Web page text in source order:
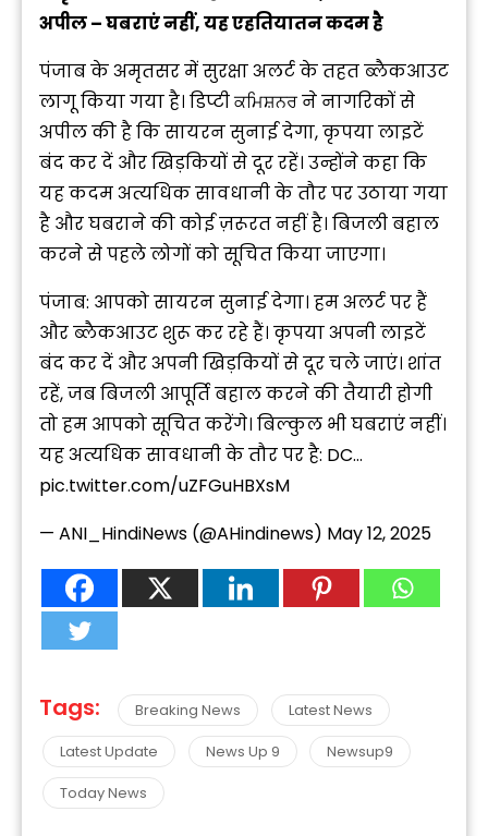
अपील – घबराएं नहीं, यह एहतियातन कदम है
पंजाब के अमृतसर में सुरक्षा अलर्ट के तहत ब्लैकआउट
लागू किया गया है। डिप्टी ਕਮਿਸ਼ਨਰ ने नागरिकों से
अपील की है कि सायरन सुनाई देगा, कृपया लाइटें
बंद कर दें और खिड़कियों से दूर रहें। उन्होंने कहा कि
यह कदम अत्यधिक सावधानी के तौर पर उठाया गया
है और घबराने की कोई ज़रूरत नहीं है। बिजली बहाल
करने से पहले लोगों को सूचित किया जाएगा।
पंजाब: आपको सायरन सुनाई देगा। हम अलर्ट पर हैं
और ब्लैकआउट शुरू कर रहे हैं। कृपया अपनी लाइटें
बंद कर दें और अपनी खिड़कियों से दूर चले जाएं। शांत
रहें, जब बिजली आपूर्ति बहाल करने की तैयारी होगी
तो हम आपको सूचित करेंगे। बिल्कुल भी घबराएं नहीं।
यह अत्यधिक सावधानी के तौर पर है: DC…
pic.twitter.com/uZFGuHBXsM
— ANI_HindiNews (@AHindinews) May 12, 2025
Tags: Breaking News
Latest News
Latest Update
News Up 9
Newsup9
Today News